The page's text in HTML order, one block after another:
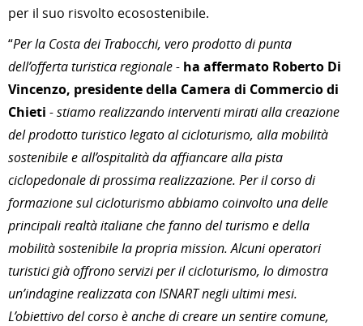
per il suo risvolto ecosostenibile.
“Per la Costa dei Trabocchi, vero prodotto di punta
dell’offerta turistica regionale - ha affermato Roberto Di
Vincenzo, presidente della Camera di Commercio di
Chieti - stiamo realizzando interventi mirati alla creazione
del prodotto turistico legato al cicloturismo, alla mobilità
sostenibile e all’ospitalità da affiancare alla pista
ciclopedonale di prossima realizzazione. Per il corso di
formazione sul cicloturismo abbiamo coinvolto una delle
principali realtà italiane che fanno del turismo e della
mobilità sostenibile la propria mission. Alcuni operatori
turistici già offrono servizi per il cicloturismo, lo dimostra
un’indagine realizzata con ISNART negli ultimi mesi.
L’obiettivo del corso è anche di creare un sentire comune,